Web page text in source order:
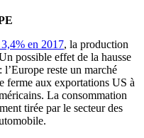
3,4% en 2017, la production
possible effet de la hausse
reste un marché
ferme aux exportations US à
La consommation
tirée par le secteur des